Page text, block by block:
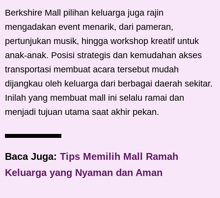
Berkshire Mall pilihan keluarga juga rajin
mengadakan event menarik, dari pameran,
pertunjukan musik, hingga workshop kreatif untuk
anak-anak. Posisi strategis dan kemudahan akses
transportasi membuat acara tersebut mudah
dijangkau oleh keluarga dari berbagai daerah sekitar.
Inilah yang membuat mall ini selalu ramai dan
menjadi tujuan utama saat akhir pekan.
Baca Juga: Tips Memilih Mall Ramah
Keluarga yang Nyaman dan Aman